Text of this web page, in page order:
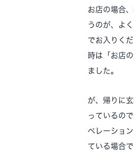
お店の場合
うのが、よ
でお入りく
時は「お店
ました。
が、帰りに
っているの
ペレーショ
ている場合